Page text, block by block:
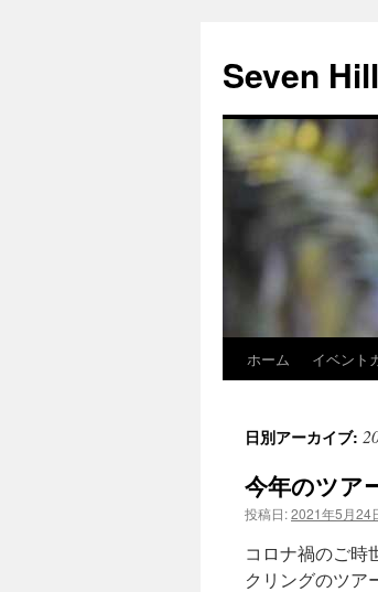
Seven
ン
ホーム イベント
日別アーカイブ:
今年のツア
投稿日:2021年5月24
コロナ禍のご時
クリングのツ